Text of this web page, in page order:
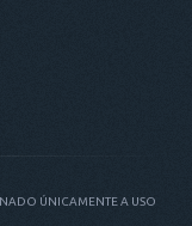
ÚNICAMENTE A USO